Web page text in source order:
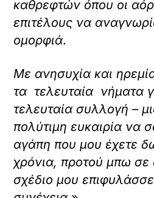
καθρεφτών όπου οι
επιτέλους να
ομορφιά.
Με ανησυχία και
τα τελευταία νήματα
τελευταία συλλογή –
πολύτιμη ευκαιρία να
αγάπη που μου έχετε
χρόνια, προτού μπω σε
σχέδιο μου